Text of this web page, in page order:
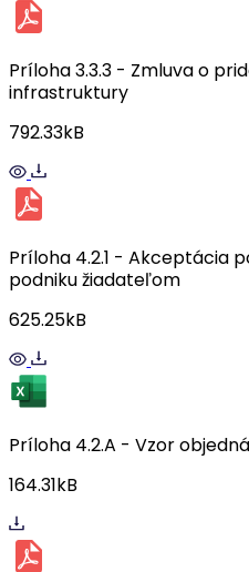
Príloha 3.3.3 - Zmluva o
infrastruktury
792.33kB
Príloha 4.2.1 - Akceptácia
podniku žiadateľom
625.25kB
Príloha 4.2.A - Vzor
164.31kB